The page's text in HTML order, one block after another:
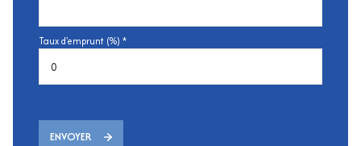
Taux d'emprunt (%) *
ENVOYER